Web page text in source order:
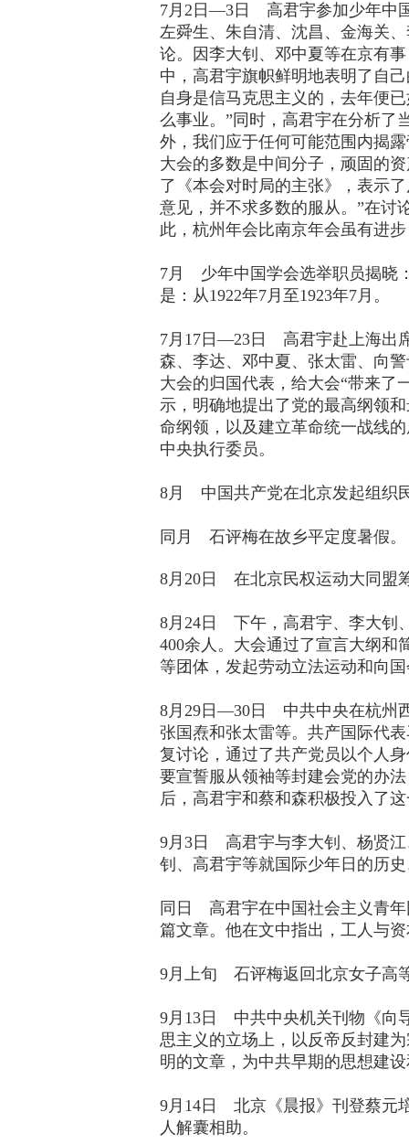
7月2日—3日 高君宇参加少年中
左舜生、朱自清、沈昌、金海关
论。因李大钊、邓中夏等在京有
中，高君宇旗帜鲜明地表明了自
自身是信马克思主义的，去年便
么事业。”同时，高君宇在分析
外，我们应于任何可能范围内揭
大会的多数是中间分子，顽固的
了《本会对时局的主张》，表示
意见，并不求多数的服从。”在讨
此，杭州年会比南京年会虽有进
7月 少年中国学会选举职员揭晓
是：从1922年7月至1923年7月。
7月17日—23日 高君宇赴上海出
森、李达、邓中夏、张太雷、向
大会的归国代表，给大会“带来了
示，明确地提出了党的最高纲领
命纲领，以及建立革命统一战线
中央执行委员。
8月 中国共产党在北京发起组织
同月 石评梅在故乡平定度暑假。
8月20日 在北京民权运动大同盟
8月24日 下午，高君宇、李大钊
400余人。大会通过了宣言大纲和
等团体，发起劳动立法运动和向
8月29日—30日 中共中央在杭州
张国焘和张太雷等。共产国际代
复讨论，通过了共产党员以个人
要宣誓服从领袖等封建会党的办
后，高君宇和蔡和森积极投入了
9月3日 高君宇与李大钊、杨贤江
钊、高君宇等就国际少年日的历
同日 高君宇在中国社会主义青年
篇文章。他在文中指出，工人与
9月上旬 石评梅返回北京女子高
9月13日 中共中央机关刊物《向
思主义的立场上，以反帝反封建
明的文章，为中共早期的思想建
9月14日 北京《晨报》刊登蔡元
人解囊相助。